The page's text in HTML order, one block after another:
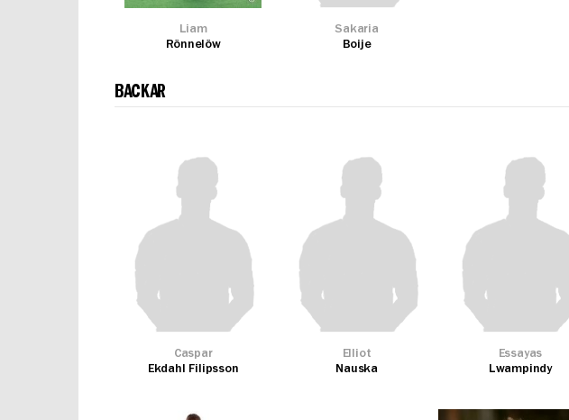
Liam
Rönnelöw
Sakaria
Boije
BACKAR
Caspar
Ekdahl Filipsson
Elliot
Nauska
Essayas
Lwampindy